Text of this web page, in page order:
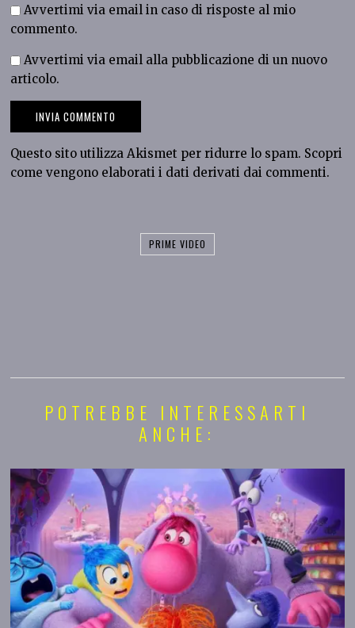
Avvertimi via email in caso di risposte al mio
commento.
Avvertimi via email alla pubblicazione di un nuovo
articolo.
Questo sito utilizza Akismet per ridurre lo spam. Scopri
come vengono elaborati i dati derivati dai commenti.
PRIME VIDEO
POTREBBE INTERESSARTI
ANCHE: